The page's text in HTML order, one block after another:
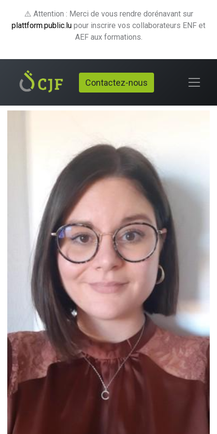
⚠️ Attention : Merci de vous rendre dorénavant sur
plattform.public.lu pour inscrire vos collaborateurs ENF et
AEF aux formations.
Contactez-nous